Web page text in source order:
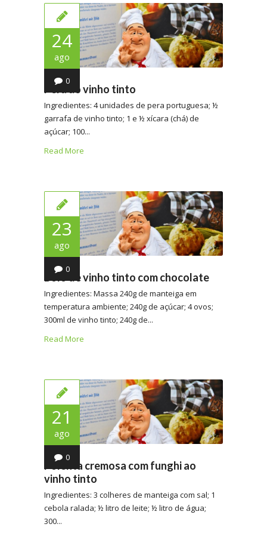
24
ago
0
Pera ao vinho tinto
Ingredientes: 4 unidades de pera portuguesa; ½
garrafa de vinho tinto; 1 e ½ xícara (chá) de
açúcar; 100...
Read More
23
ago
0
Bolo de vinho tinto com chocolate
Ingredientes: Massa 240g de manteiga em
temperatura ambiente; 240g de açúcar; 4 ovos;
300ml de vinho tinto; 240g de...
Read More
21
ago
0
Polenta cremosa com funghi ao
vinho tinto
Ingredientes: 3 colheres de manteiga com sal; 1
cebola ralada; ½ litro de leite; ½ litro de água;
300...